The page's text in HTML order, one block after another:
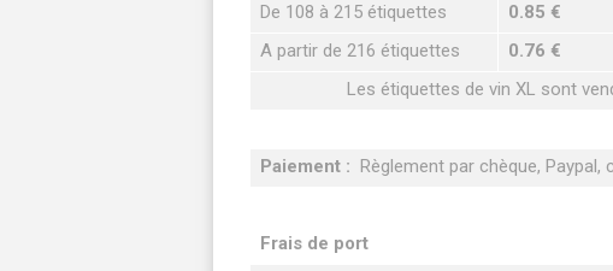
De 108 à 215 étiquettes
0.85 €
A partir de 216 étiquettes
0.76 €
Les étiquettes de vin XL sont
Paiement : Règlement par chèque,
Frais de port